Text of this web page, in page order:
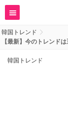
韓国トレンド
【最新】今のトレンド
韓国トレンド